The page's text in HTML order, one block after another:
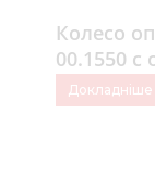
Колесо
00.1550 с
Докладніше